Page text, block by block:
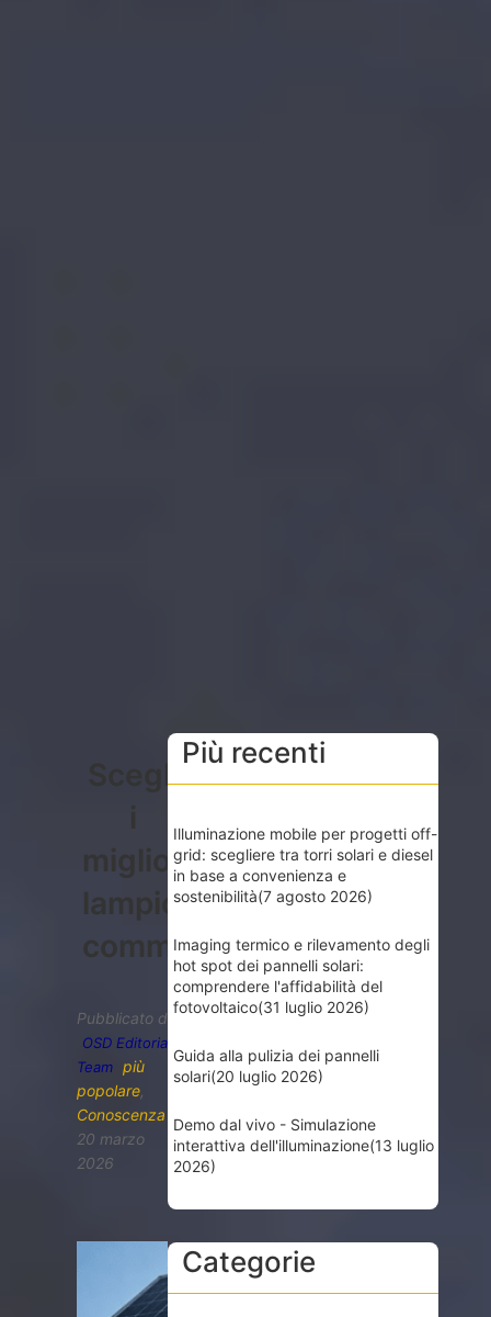
Scegli
migliori
lampioni
commerciali
Pubblicato da
OSD Editorial
Team più
popolare
Conoscenza
20 marzo
2026
Più recenti
Illuminazione mobile per progetti off-
grid: scegliere tra torri solari e diesel
in base a convenienza e
sostenibilità(7 agosto 2026)
Imaging termico e rilevamento degli
hot spot dei pannelli solari:
comprendere l'affidabilità del
fotovoltaico(31 luglio 2026)
Guida alla pulizia dei pannelli
solari(20 luglio 2026)
Demo dal vivo - Simulazione
interattiva dell'illuminazione(13 luglio
2026)
Categorie